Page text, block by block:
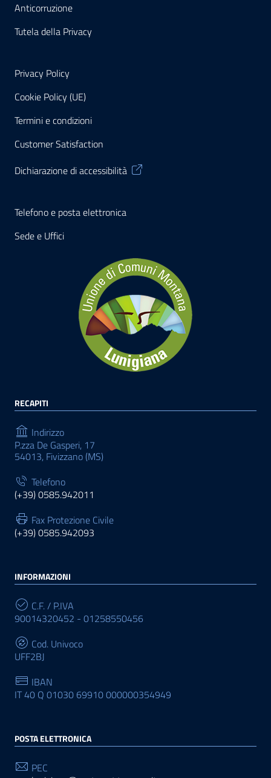
Anticorruzione
Tutela della Privacy
Privacy Policy
Cookie Policy (UE)
Termini e condizioni
Customer Satisfaction
Dichiarazione di accessibilità
Telefono e posta elettronica
Sede e Uffici
RECAPITI
Indirizzo
P.zza De Gasperi, 17
54013, Fivizzano (MS)
Telefono
(+39) 0585.942011
Fax Protezione Civile
(+39) 0585.942093
INFORMAZIONI
C.F. / P.IVA
90014320452 - 01258550456
Cod. Univoco
UFF2BJ
IBAN
IT 40 Q 01030 69910 000000354949
POSTA ELETTRONICA
PEC